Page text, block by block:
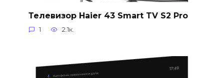
Телевизор Haier 43 Smart TV S2 Pro
1 2.1к.